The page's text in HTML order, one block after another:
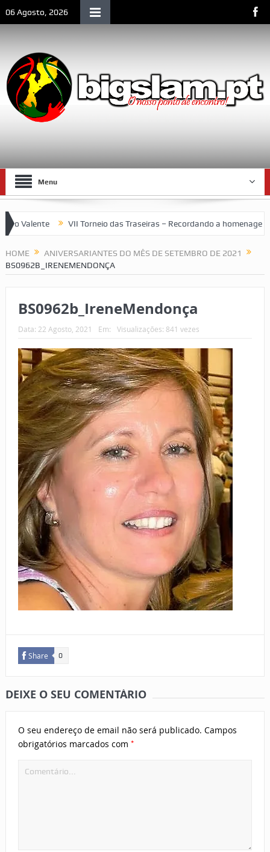
06 Agosto, 2026
Menu
Valente VII Torneio das Traseiras – Recordando a homenagem
HOME
ANIVERSARIANTES DO MÊS DE SETEMBRO DE 2021
BS0962B_IRENEMENDONÇA
BS0962b_IreneMendonça
Data: 22 Agosto, 2021 Em: Visualizações: 841 vezes
Share 0
DEIXE O SEU COMENTÁRIO
O seu endereço de email não será publicado. Campos
obrigatórios marcados com *